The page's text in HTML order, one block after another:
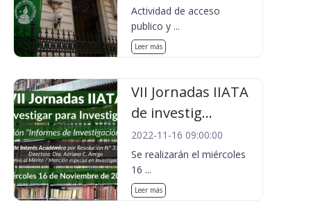
Actividad de acceso
publico y ...
Leer más
VII Jornadas IIATA
de investig...
2022-11-16 09:00:00
Se realizarán el miércoles
16 ...
Leer más